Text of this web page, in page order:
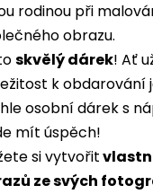
rodinou při
obrazu.
skvělý dárek! Ať
k obdarování
osobní dárek s
mít úspěch!
si vytvořit
ze svých